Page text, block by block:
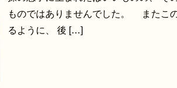
ものではありませんでした。 またこ
るように、 後 […]